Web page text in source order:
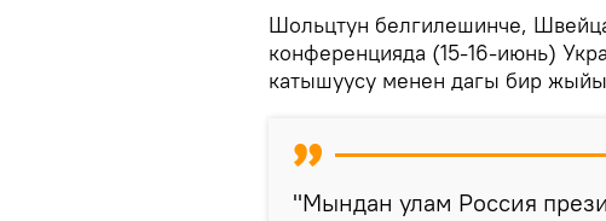
Шольцтун белгилешинче,
конференцияда (15-16-июнь)
катышуусу менен дагы бир
"Мындан улам Россия